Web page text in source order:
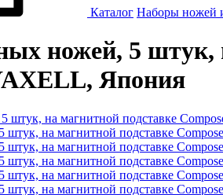
Каталог Наборы ножей
ножей, 5 штук,
Япония